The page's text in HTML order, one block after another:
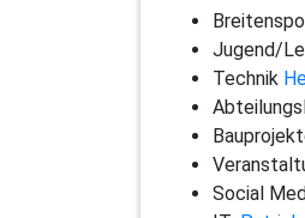
Jugend/
Technik
Social